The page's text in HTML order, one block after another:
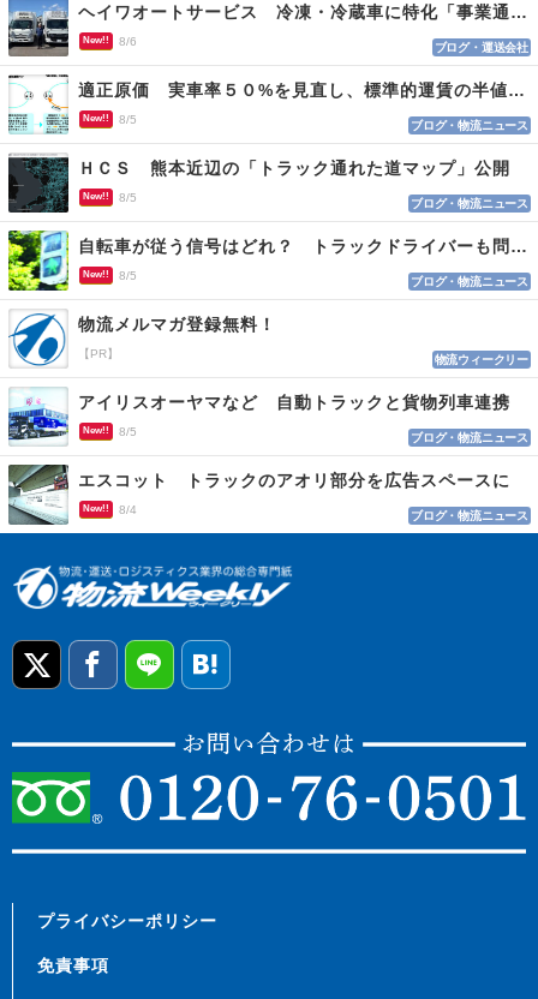
ヘイワオートサービス 冷凍・冷蔵車に特化「事業通じ貢献目指す」
New!! 8/6 ブログ・運送会社
適正原価 実車率５０%を見直し、標準的運賃の半値の恐れも
New!! 8/5 ブログ・物流ニュース
ＨＣＳ 熊本近辺の「トラック通れた道マップ」公開
New!! 8/5 ブログ・物流ニュース
自転車が従う信号はどれ？ トラックドライバーも問われる認識
New!! 8/5 ブログ・物流ニュース
物流メルマガ登録無料！
【PR】 物流ウィークリー
アイリスオーヤマなど 自動トラックと貨物列車連携
New!! 8/5 ブログ・物流ニュース
エスコット トラックのアオリ部分を広告スペースに
New!! 8/4 ブログ・物流ニュース
プライバシーポリシー
免責事項